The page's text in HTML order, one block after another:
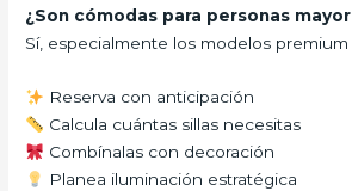
¿Son cómodas para personas
Sí, especialmente los modelos
Reserva con anticipación
Calcula cuántas sillas necesitas
Combínalas con decoración
Planea iluminación estratégica